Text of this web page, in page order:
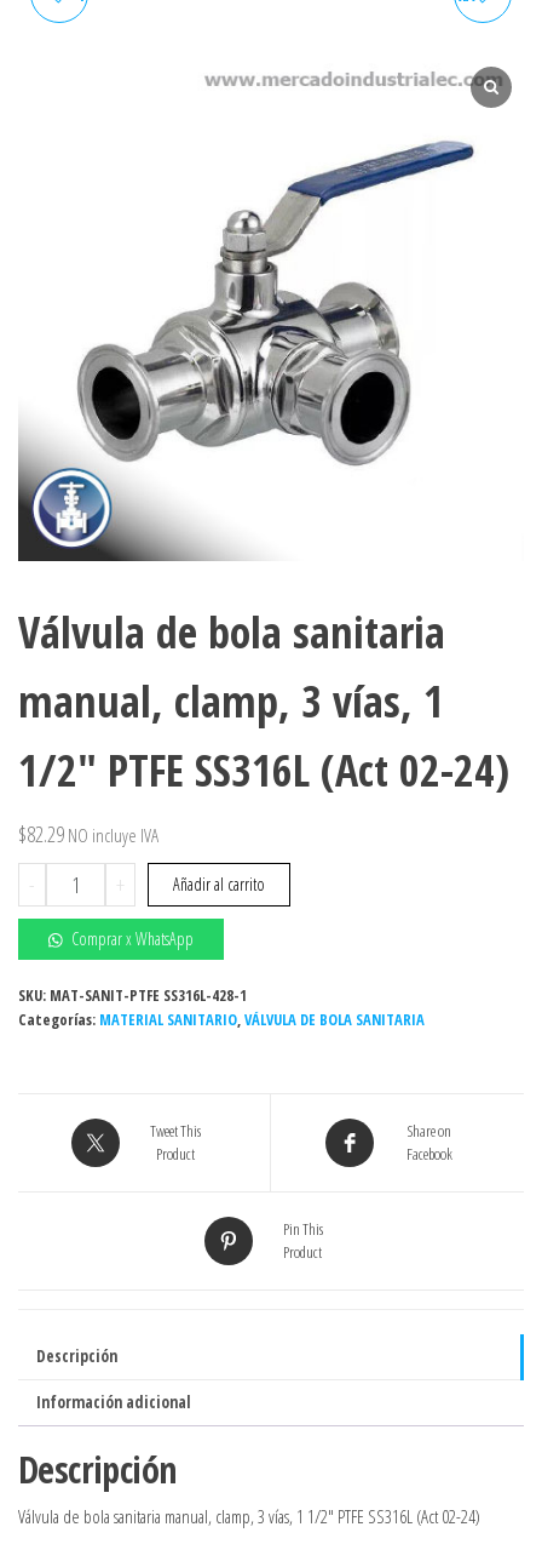
Válvula de bola sanitaria
manual, clamp, 3 vías, 1
1/2″ PTFE SS316L (Act 02-24)
$82.29 NO incluye IVA
-
Válvula
de
bola
sanitaria
manual,
clamp,
1/2"
PTFE
+ Añadir al carrito
Comprar x WhatsApp
SKU: MAT-SANIT-PTFE SS316L-428-1
Categorías: MATERIAL SANITARIO,VÁLVULA DE BOLA SANITARIA
Tweet This
Product
Share on
Facebook
Pin This
Product
Descripción
Información adicional
Descripción
Válvula de bola sanitaria manual, clamp, 3 vías, 1 1/2″ PTFE SS316L (Act 02-24)